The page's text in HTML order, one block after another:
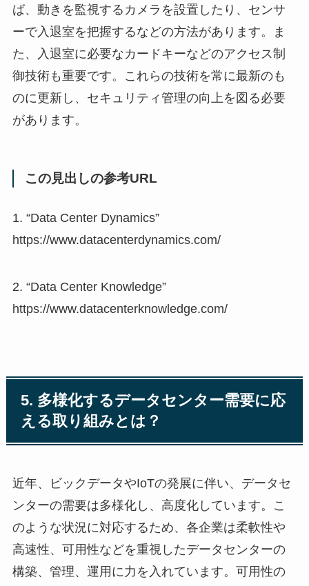
ば、動きを監視するカメラを設置したり、センサ
ーで入退室を把握するなどの方法があります。ま
た、入退室に必要なカードキーなどのアクセス制
御技術も重要です。これらの技術を常に最新のも
のに更新し、セキュリティ管理の向上を図る必要
があります。
この見出しの参考URL
1. “Data Center Dynamics”
https://www.datacenterdynamics.com/
2. “Data Center Knowledge”
https://www.datacenterknowledge.com/
5. 多様化するデータセンター需要に応
える取り組みとは？
近年、ビックデータやIoTの発展に伴い、データセ
ンターの需要は多様化し、高度化しています。こ
のような状況に対応するため、各企業は柔軟性や
高速性、可用性などを重視したデータセンターの
構築、管理、運用に力を入れています。可用性の